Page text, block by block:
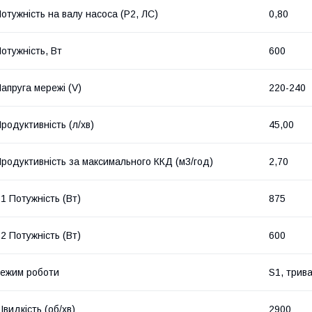
на валу насоса (P2, ЛС) 0,80
Вт 600
мережі (V) 220-240
(л/хв) 45,00
за максимального ККД (м3/год) 2,70
Потужність (Вт) 875
Потужність (Вт) 600
роботи S1,
(об/хв) 2900